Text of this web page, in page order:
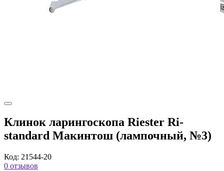
Клинок ларингоскопа Riester Ri-
standard Макинтош (лампочный, №3)
Код: 21544-20
0 отзывов